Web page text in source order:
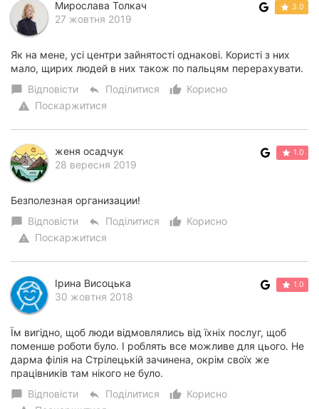
Мирослава Толкач
27 жовтня 2019
3.0
Як на мене, усі центри зайнятості однакові. Користі з них
мало, щирих людей в них також по пальцям перерахувати.
chat_bubble Відповісти reply Поділитися thumb_up_alt
Корисно
warning Поскаржитися
женя осадчук
28 вересня 2019
1.0
Безполезная организации!
chat_bubble Відповісти reply Поділитися thumb_up_alt
Корисно
warning Поскаржитися
Ірина Висоцька
30 жовтня 2018
1.0
Їм вигідно, щоб люди відмовлялись від їхніх послуг, щоб
поменше роботи було. І роблять все можливе для цього. Не
дарма філія на Стрілецькій зачинена, окрім своїх же
працівників там нікого не було.
chat_bubble Відповісти reply Поділитися thumb_up_alt
Корисно